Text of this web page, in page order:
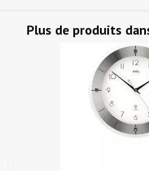
Plus de produits